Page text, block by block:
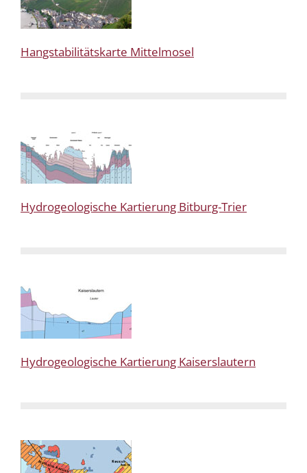
Hangstabilitätskarte Mittelmosel
Hydrogeologische Kartierung Bitburg-Trier
Hydrogeologische Kartierung Kaiserslautern